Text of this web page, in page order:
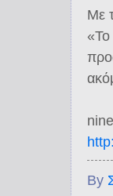
Με
«Το
By